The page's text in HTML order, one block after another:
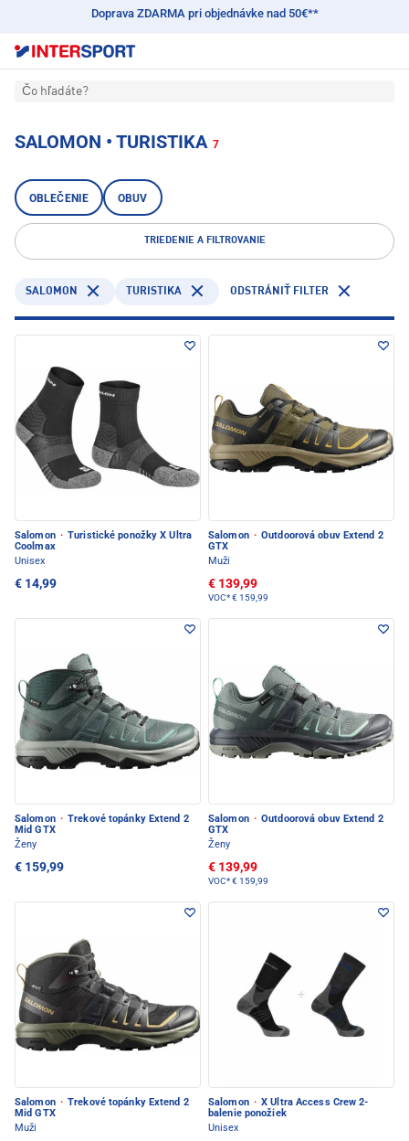
Doprava ZDARMA pri objednávke nad 50€**
Čo hľadáte?
SALOMON • TURISTIKA 7
OBLEČENIE OBUV
TRIEDENIE A FILTROVANIE
SALOMON TURISTIKA ODSTRÁNIŤ FILTER
Salomon · Turistické ponožky X Ultra
Coolmax
Unisex
€ 14,99
Salomon · Outdoorová obuv Extend 2
GTX
Muži
€ 139,99
VOC*€ 159,99
Salomon · Trekové topánky Extend 2
Mid GTX
Ženy
€ 159,99
Salomon · Outdoorová obuv Extend 2
GTX
Ženy
€ 139,99
VOC*€ 159,99
Salomon · Trekové topánky Extend 2
Mid GTX
Muži
Salomon · X Ultra Access Crew 2-
balenie ponožiek
Unisex